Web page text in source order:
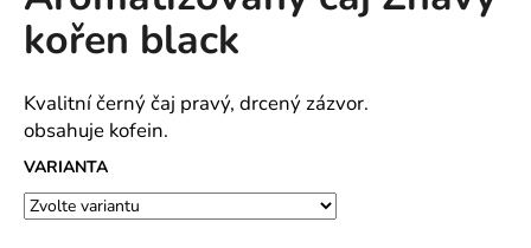
0,0
z
hvězdiček.
kořen black
Kvalitní černý čaj pravý, drcený zázvor.
obsahuje kofein.
VARIANTA
a
j
í
t
?